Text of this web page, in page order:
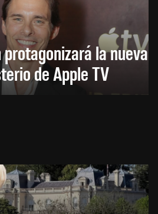
la nueva
de Apple TV